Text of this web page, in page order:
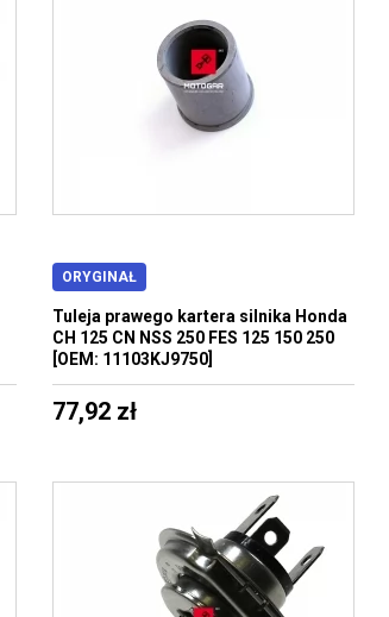
ORYGINAŁ
Tuleja prawego kartera silnika Honda
CH 125 CN NSS 250 FES 125 150 250
[OEM: 11103KJ9750]
77,92 zł